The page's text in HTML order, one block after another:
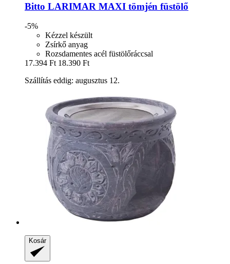
Bitto LARIMAR MAXI tömjén füstölő
-5%
Kézzel készült
Zsírkő anyag
Rozsdamentes acél füstölőráccsal
17.394 Ft 18.390 Ft
Szállítás eddig: augusztus 12.
Kosár